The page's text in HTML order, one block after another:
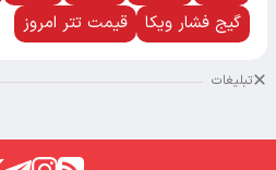
گیج فشار ویکا
قیمت تتر امروز
تبلیغات